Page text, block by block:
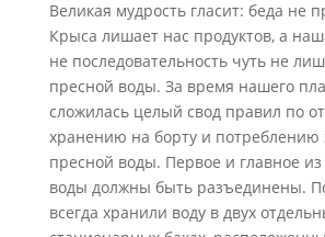
Великая мудрость гласит: беда не
Крыса лишает нас продуктов, а
не последовательность чуть не
пресной воды. За время нашего
сложилась целый свод правил по
хранению на борту и потреблению
пресной воды. Первое и главное
воды должны быть разъединены.
всегда хранили воду в двух